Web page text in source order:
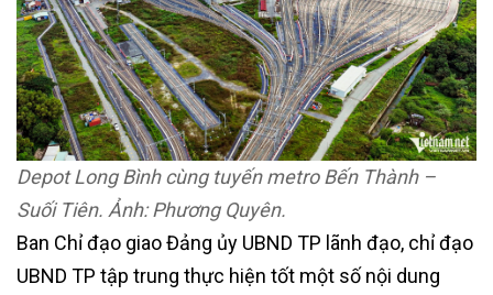
Depot Long Bình cùng tuyến metro Bến Thành –
Suối Tiên. Ảnh: Phương Quyên.
Ban Chỉ đạo giao Đảng ủy UBND TP lãnh đạo, chỉ đạo
UBND TP tập trung thực hiện tốt một số nội dung